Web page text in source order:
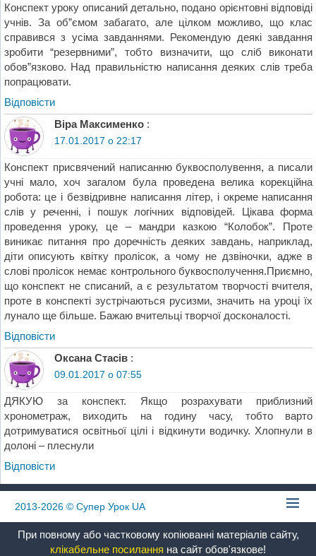
Конспект уроку описаний детально, подано орієнтовні відповіді
учнів. За об”ємом забагато, але цілком можливо, що клас
справився з усіма завданнями. Рекомендую деякі завдання
зробити “резервними”, тобто визначити, що сліб виконати
обов”язково. Над правильністю написання деяких слів треба
попрацювати.
Відповіcти
Віра Максименко :
17.01.2017 о 22:17
Конспект присвячений написанню буквосполувення, а писали
учні мало, хоч загалом була проведена велика корекційна
робота: це і безвідривне написання літер, і окреме написання
слів у реченні, і пошук логічних відповідей. Цікава форма
проведення уроку, це – мандри казкою “Колобок”. Проте
виникає питання про доречність деяких завдань, наприклад,
діти описують квітку пролісок, а чому не дзвіночки, адже в
слові пролісок немає контрольного буквосполучення.Приємно,
що конспект не списаний, а є результатом творчості вчителя,
проте в конспекті зустрічаються русизми, значить на уроці їх
лунало ще більше. Бажаю вчительці творчої досконалості.
Відповіcти
Оксана Стасів :
09.01.2017 о 07:55
ДЯКУЮ за конспект. Якщо розрахувати приблизний
хронометраж, виходить на годину часу, тобто варто
дотримуватися освітньої цілі і відкинути водичку. Хлопнули в
долоні – плеснули
Відповіcти
2013-2026 © Супер Урок UA
При повному або частковому копіюванні матеріалів сайту,
клікабельне посилання на сайт обов'язкове!